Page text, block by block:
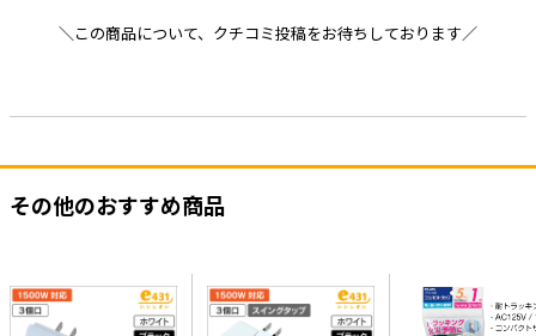
＼この商品について、クチコミ投稿をお待ちしております／
その他のおすすめ商品